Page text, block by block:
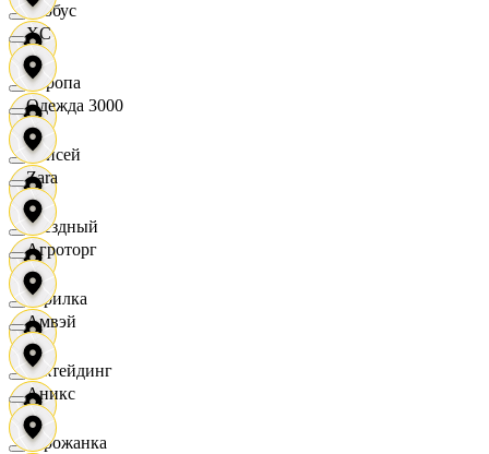
Глобус
Европа
Елисей
Звездный
Горилка
Ижтейдинг
Горожанка
XC
Одежда 3000
Zara
Агроторг
Амвэй
Аникс